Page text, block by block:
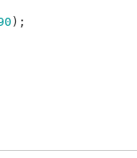
);